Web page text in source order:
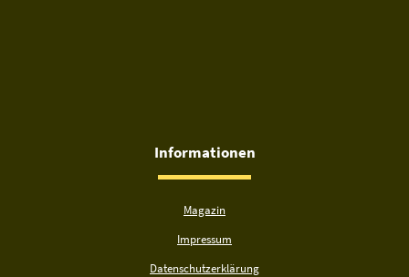
Informationen
Magazin
Impressum
Datenschutzerklärung